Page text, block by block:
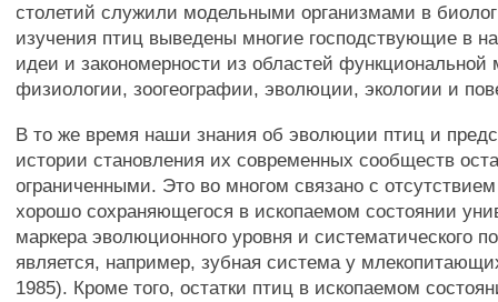
столетий служили модельными организмами в
изучения птиц выведены многие господствующие в
идеи и закономерности из областей
физиологии, зоогеографии, эволюции, экологии и
В то же время наши знания об эволюции птиц и
истории становления их современных сообществ
ограниченными. Это во многом связано с
хорошо сохраняющегося в ископаемом состоянии
маркера эволюционного уровня и систематического
является, например, зубная система у
1985). Кроме того, остатки птиц в ископаемом